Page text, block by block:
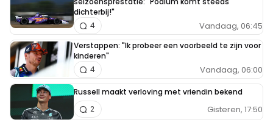
dichterbij!"
Vandaag, 06:45
4
Verstappen: "Ik probeer een voorbeeld te zijn voor
kinderen"
Vandaag, 06:00
4
Russell maakt verloving met vriendin bekend
Gisteren, 17:50
2